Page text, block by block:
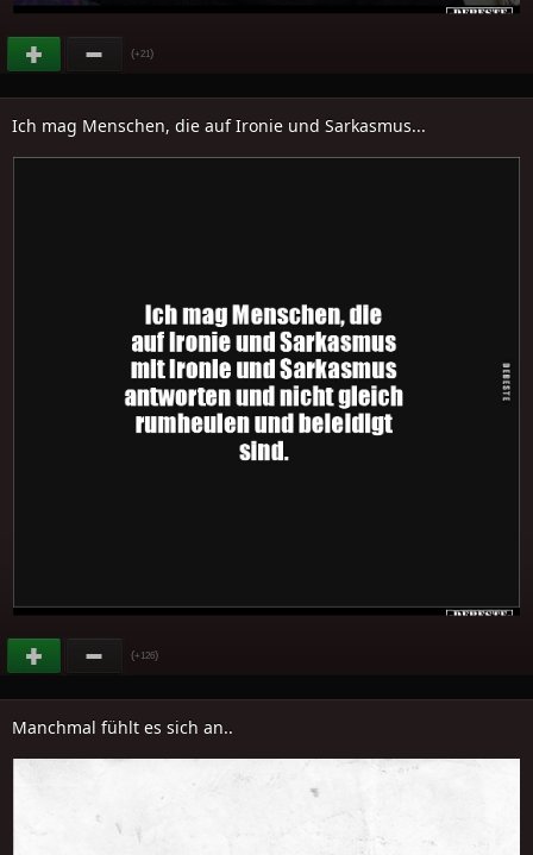
(+21)
Ich mag Menschen, die auf Ironie und Sarkasmus...
(+126)
Manchmal fühlt es sich an..